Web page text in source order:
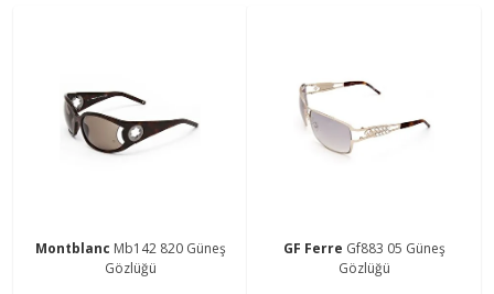
Montblanc Mb142 820 Güneş
Gözlüğü
GF Ferre Gf883 05 Güneş
Gözlüğü